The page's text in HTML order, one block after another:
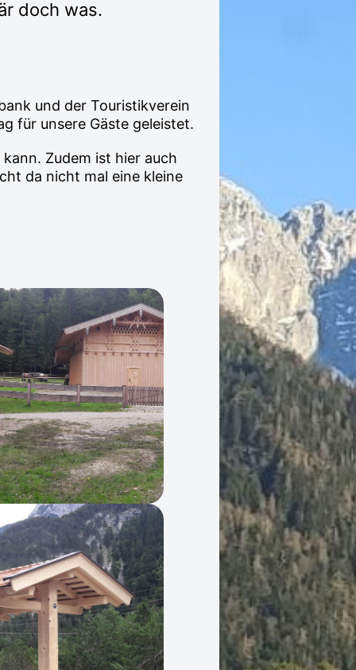
doch was.
und der Touristikverein
für unsere Gäste geleistet.
Zudem ist hier auch
da nicht mal eine kleine